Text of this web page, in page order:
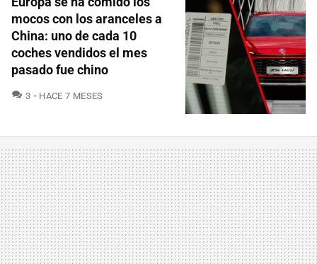
mocos con los aranceles a
China: uno de cada 10
coches vendidos el mes
pasado fue chino
3 COMENTARIOS
HACE 7 MESES